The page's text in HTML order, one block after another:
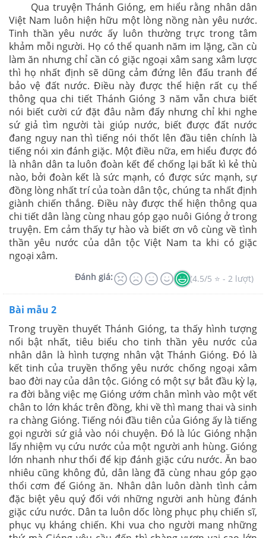
Qua truyện Thánh Gióng, em hiểu rằng nhân dân
Việt Nam luôn hiện hữu một lòng nồng nàn yêu nước.
Tinh thần yêu nước ấy luôn thường trực trong tâm
khảm mỗi người. Họ có thể quanh năm im lặng, cần cù
làm ăn nhưng chỉ cần có giặc ngoại xâm sang xâm lược
thì họ nhất định sẽ dũng cảm đứng lên đấu tranh để
bảo vệ đất nước. Điều này được thể hiện rất cụ thể
thông qua chi tiết Thánh Gióng 3 năm vẫn chưa biết
nói biết cười cứ đặt đâu nằm đấy nhưng chỉ khi nghe
sứ giả tìm người tài giúp nước, biết được đất nước
đang nguy nan thì tiếng nói thốt lên đầu tiên chính là
tiếng nói xin đánh giặc. Một điều nữa, em hiểu được đó
là nhân dân ta luôn đoàn kết để chống lại bất kì kẻ thù
nào, bởi đoàn kết là sức mạnh, có được sức mạnh, sự
đồng lòng nhất trí của toàn dân tộc, chúng ta nhất định
giành chiến thắng. Điều này được thể hiện thông qua
chi tiết dân làng cùng nhau góp gạo nuôi Gióng ở trong
truyện. Em cảm thấy tự hào và biết ơn vô cùng về tình
thần yêu nước của dân tộc Việt Nam ta khi có giặc
ngoại xâm.
Đánh giá: (4.5/5 ⭐ - 2 lượt)
Bài mẫu 2
Trong truyền thuyết Thánh Gióng, ta thấy hình tượng
nổi bật nhất, tiêu biểu cho tinh thần yêu nước của
nhân dân là hình tượng nhân vật Thánh Gióng. Đó là
kết tinh của truyền thống yêu nước chống ngoại xâm
bao đời nay của dân tộc. Gióng có một sự bắt đầu kỳ lạ,
ra đời bằng việc mẹ Gióng ướm chân mình vào một vết
chân to lớn khác trên đồng, khi về thì mang thai và sinh
ra chàng Gióng. Tiếng nói đầu tiên của Gióng ấy là tiếng
gọi người sứ giả vào nói chuyện. Đó là lúc Gióng nhận
lấy nhiệm vụ cứu nước của một người anh hùng. Gióng
lớn nhanh như thổi để kịp đánh giặc cứu nước. Ăn bao
nhiêu cũng không đủ, dân làng đã cùng nhau góp gạo
thổi cơm để Gióng ăn. Nhân dân luôn dành tình cảm
đặc biệt yêu quý đối với những người anh hùng đánh
giặc cứu nước. Dân ta luôn dốc lòng phục phụ chiến sĩ,
phục vụ kháng chiến. Khi vua cho người mang những